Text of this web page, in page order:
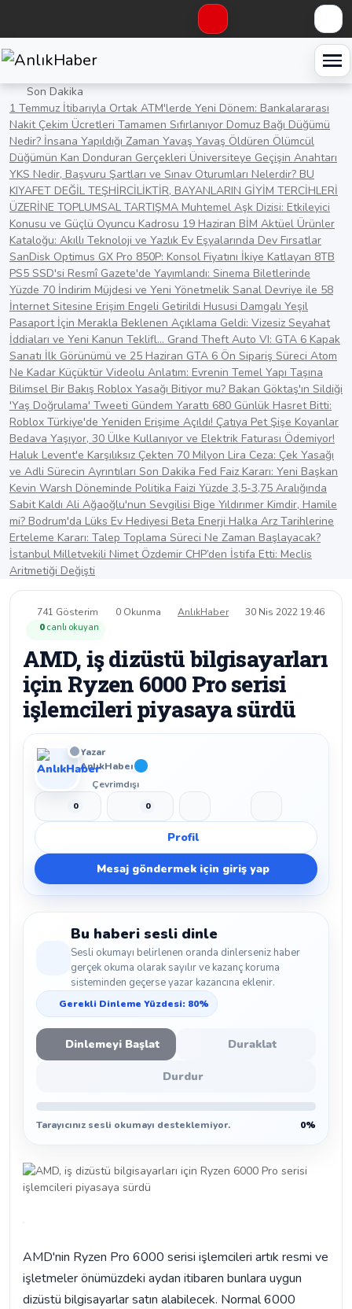
Haberleri keşfetGiriş YapKayıt Ol
Son Dakika
1 Temmuz İtibarıyla Ortak ATM'lerde Yeni Dönem: Bankalararası
Nakit Çekim Ücretleri Tamamen Sıfırlanıyor Domuz Bağı Düğümü
Nedir? İnsana Yapıldığı Zaman Yavaş Yavaş Öldüren Ölümcül
Düğümün Kan Donduran Gerçekleri Üniversiteye Geçişin Anahtarı
YKS Nedir, Başvuru Şartları ve Sınav Oturumları Nelerdir? BU
KIYAFET DEĞİL TEŞHİRCİLİKTİR, BAYANLARIN GİYİM TERCİHLERİ
ÜZERİNE TOPLUMSAL TARTIŞMA Muhtemel Aşk Dizisi: Etkileyici
Konusu ve Güçlü Oyuncu Kadrosu 19 Haziran BİM Aktüel Ürünler
Kataloğu: Akıllı Teknoloji ve Yazlık Ev Eşyalarında Dev Fırsatlar
SanDisk Optimus GX Pro 850P: Konsol Fiyatını İkiye Katlayan 8TB
PS5 SSD'si Resmî Gazete'de Yayımlandı: Sinema Biletlerinde
Yüzde 70 İndirim Müjdesi ve Yeni Yönetmelik Sanal Devriye ile 58
İnternet Sitesine Erişim Engeli Getirildi Hususi Damgalı Yeşil
Pasaport İçin Merakla Beklenen Açıklama Geldi: Vizesiz Seyahat
İddiaları ve Yeni Kanun Teklifl... Grand Theft Auto VI: GTA 6 Kapak
Sanatı İlk Görünümü ve 25 Haziran GTA 6 Ön Sipariş Süreci Atom
Ne Kadar Küçüktür Videolu Anlatım: Evrenin Temel Yapı Taşına
Bilimsel Bir Bakış Roblox Yasağı Bitiyor mu? Bakan Göktaş'ın Sildiği
'Yaş Doğrulama' Tweeti Gündem Yarattı 680 Günlük Hasret Bitti:
Roblox Türkiye'de Yeniden Erişime Açıldı! Çatıya Pet Şişe Koyanlar
Bedava Yaşıyor, 30 Ülke Kullanıyor ve Elektrik Faturası Ödemiyor!
Haluk Levent'e Karşılıksız Çekten 70 Milyon Lira Ceza: Çek Yasağı
ve Adli Sürecin Ayrıntıları Son Dakika Fed Faiz Kararı: Yeni Başkan
Kevin Warsh Döneminde Politika Faizi Yüzde 3,5-3,75 Aralığında
Sabit Kaldı Ali Ağaoğlu'nun Sevgilisi Bige Yıldırımer Kimdir, Hamile
mi? Bodrum'da Lüks Ev Hediyesi Beta Enerji Halka Arz Tarihlerine
Erteleme Kararı: Talep Toplama Süreci Ne Zaman Başlayacak?
İstanbul Milletvekili Nimet Özdemir CHP’den İstifa Etti: Meclis
Aritmetiği Değişti
741 Gösterim 0 Okunma AnlıkHaber 30 Nis 2022 19:46
0canlı okuyan
AMD, iş dizüstü bilgisayarları
için Ryzen 6000 Pro serisi
işlemcileri piyasaya sürdü
Yazar
AnlıkHaber
Çevrimdışı
Beğen
0 Beğenmeme
0
Profil
Mesaj göndermek için giriş yap
Bu haberi sesli dinle
Sesli okumayı belirlenen oranda dinlerseniz haber
gerçek okuma olarak sayılır ve kazanç koruma
sisteminden geçerse yazar kazancına eklenir.
Gerekli Dinleme Yüzdesi: 80%
Dinlemeyi Başlat Duraklat
Durdur
Tarayıcınız sesli okumayı desteklemiyor. 0%
AMD'nin Ryzen Pro 6000 serisi işlemcileri artık resmi ve
işletmeler önümüzdeki aydan itibaren bunlara uygun
dizüstü bilgisayarlar satın alabilecek. Normal 6000